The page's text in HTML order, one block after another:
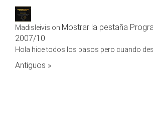
Madisleivis on Mostrar la pestaña
2007/10
Hola hice todos los pasos pero cuando
Antiguos »